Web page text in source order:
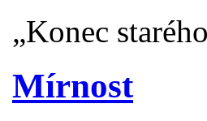
„Konec
Mírnost